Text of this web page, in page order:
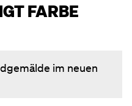
FARBE
im neuen